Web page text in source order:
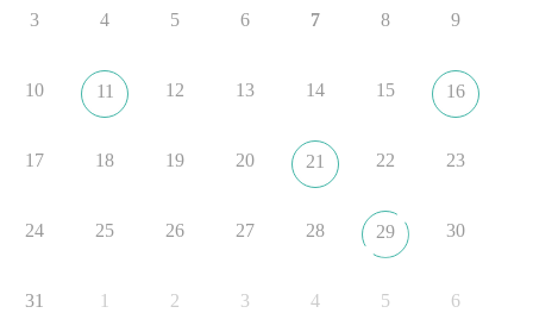
#NATO
3 4 5 6 7 8 9
10 11 12 13 14 15 16
17 18 19 20 21 22 23
24 25 26 27 28 29 30
31 1 2 3 4 5 6